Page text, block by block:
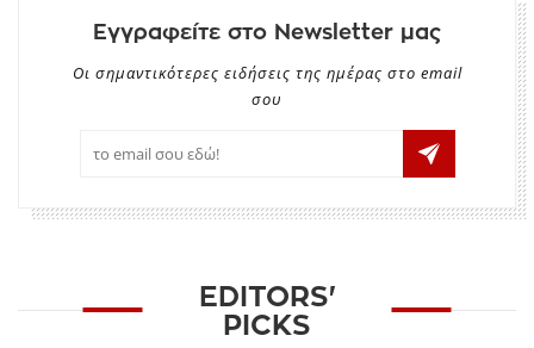
Εγγραφείτε στο Newsletter μας
Οι σημαντικότερες ειδήσεις της ημέρας στο email
σου
EDITORS'
PICKS